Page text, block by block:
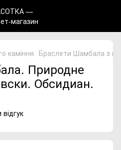
каміння Браслети Шамбала з
Природне
Обсидиан.